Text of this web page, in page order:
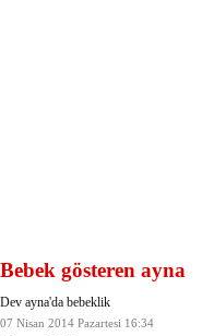
Bebek gösteren ayna
Dev ayna'da bebeklik
07 Nisan 2014 Pazartesi 16:34